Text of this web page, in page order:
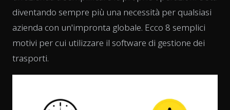
diventando sempre più una necessità per qualsiasi
azienda con un'impronta globale. Ecco 8 semplici
motivi per cui utilizzare il software di gestione dei
trasporti.